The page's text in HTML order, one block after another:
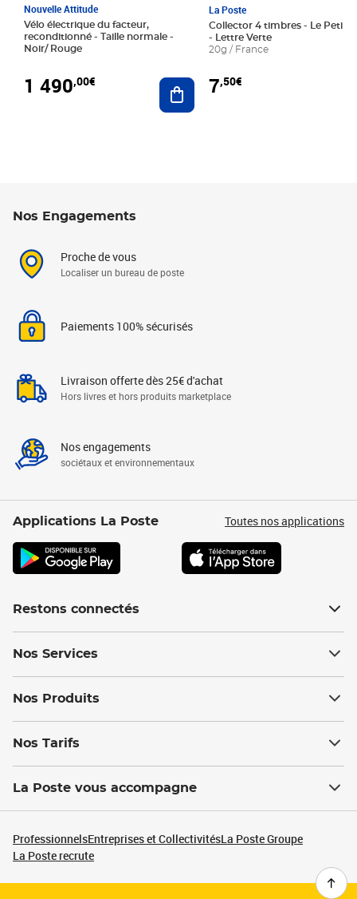
Nouvelle Attitude
Vélo électrique du facteur,
reconditionné - Taille normale -
Noir/ Rouge
1 490,00€ Ajouter au panier
La Poste
Collector 4 timbres - Le Petit
- Lettre Verte
20g / France
7,50€
Nos Engagements
Proche de vous
Localiser un bureau de poste
Paiements 100% sécurisés
Livraison offerte dès 25€ d'achat
Hors livres et hors produits marketplace
Nos engagements
sociétaux et environnementaux
Applications La Poste Toutes nos applications
Restons connectés
Nos Services
Nos Produits
Nos Tarifs
La Poste vous accompagne
ProfessionnelsEntreprises et CollectivitésLa Poste Groupe
La Poste recrute